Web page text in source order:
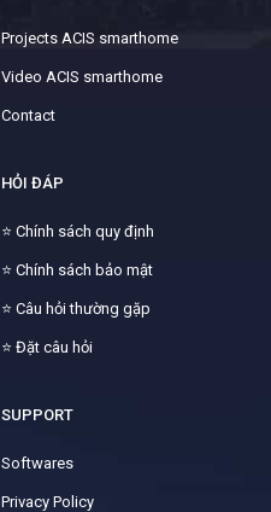
Projects ACIS smarthome
Video ACIS smarthome
Contact
HỎI ĐÁP
⭐ Chính sách quy định
⭐ Chính sách bảo mật
⭐ Câu hỏi thường gặp
⭐ Đặt câu hỏi
SUPPORT
Softwares
Privacy Policy